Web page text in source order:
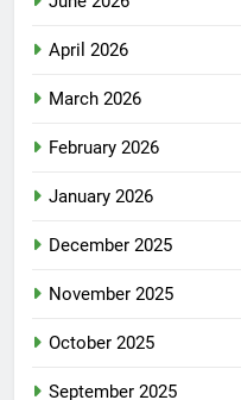
April 2026
March 2026
February 2026
January 2026
December 2025
November 2025
October 2025
September 2025